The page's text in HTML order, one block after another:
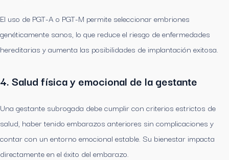
El uso de PGT-A o PGT-M permite seleccionar embriones
genéticamente sanos, lo que reduce el riesgo de enfermedades
hereditarias y aumenta las posibilidades de implantación exitosa.
4. Salud física y emocional de la gestante
Una gestante subrogada debe cumplir con criterios estrictos de
salud, haber tenido embarazos anteriores sin complicaciones y
contar con un entorno emocional estable. Su bienestar impacta
directamente en el éxito del embarazo.